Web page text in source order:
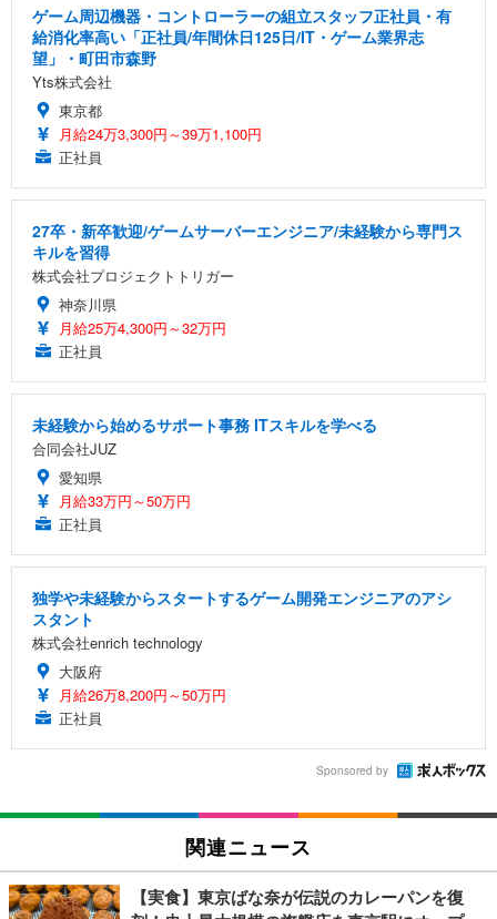
ゲーム周辺機器・コントローラーの組立スタッフ正社員・有
給消化率高い「正社員/年間休日125日/IT・ゲーム業界志
望」・町田市森野
Yts株式会社
東京都
月給24万3,300円～39万1,100円
正社員
27卒・新卒歓迎/ゲームサーバーエンジニア/未経験から専門ス
キルを習得
株式会社プロジェクトトリガー
神奈川県
月給25万4,300円～32万円
正社員
未経験から始めるサポート事務 ITスキルを学べる
合同会社JUZ
愛知県
月給33万円～50万円
正社員
独学や未経験からスタートするゲーム開発エンジニアのアシ
スタント
株式会社enrich technology
大阪府
月給26万8,200円～50万円
正社員
Sponsored by
関連ニュース
【実食】東京ばな奈が伝説のカレーパンを復